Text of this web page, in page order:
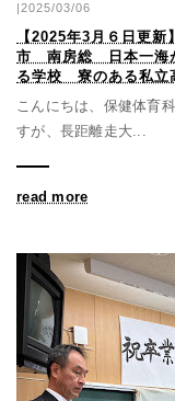
|2025/03/06
【2025年3月６日更
市 南房総 日本一海
る学校 寮のある私
こんにちは、保健体育
すが、長距離走大...
read more